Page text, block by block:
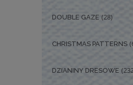
DOUBLE GAZE (28)
CHRISTMAS PATTERNS
DZIANINY DRESOWE